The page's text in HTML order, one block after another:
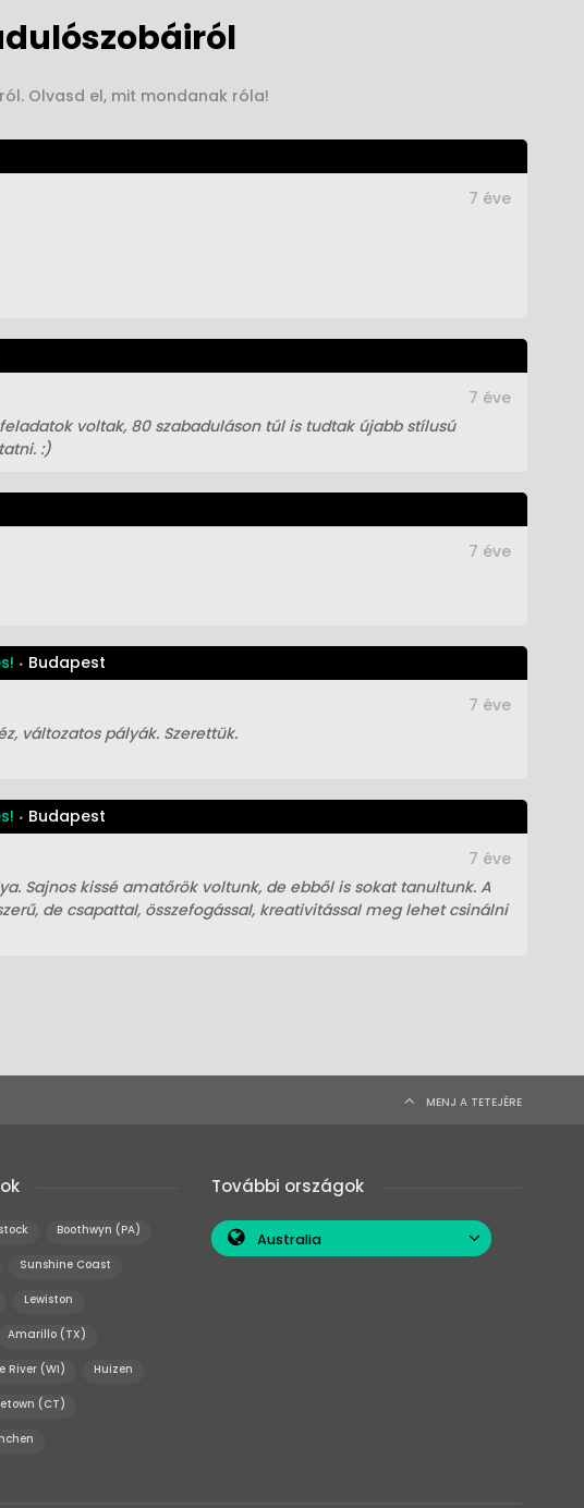
Olvasd el, mit mondanak róla!
7 éve
7 éve
Budapest
változatos pályák. Szerettük.
7 éve
voltak, 80 szabaduláson túl is tudtak újabb stílusú
:)
7 éve
Budapest
Sajnos kissé amatőrök voltunk, de ebből is sokat tanultunk. A
de csapattal, összefogással, kreativitással meg lehet csinálni
7 éve
MENJ A TETEJÉRE
Boothwyn (PA)
Sunshine Coast
Lewiston
Amarillo (TX)
River (WI) Huizen
(CT)
További országok
Australia